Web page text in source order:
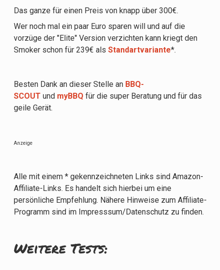
Das ganze für einen Preis von knapp über 300€.
Wer noch mal ein paar Euro sparen will und auf die
vorzüge der "Elite" Version verzichten kann kriegt den
Smoker schon für 239€ als Standartvariante*.
Besten Dank an dieser Stelle an BBQ-
SCOUT und myBBQ für die super Beratung und für das
geile Gerät.
Anzeige
Alle mit einem * gekennzeichneten Links sind Amazon-
Affiliate-Links. Es handelt sich hierbei um eine
persönliche Empfehlung. Nähere Hinweise zum Affiliate-
Programm sind im Impresssum/Datenschutz zu finden.
Weitere Tests: